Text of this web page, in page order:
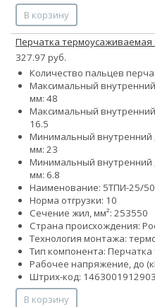
В корзину
Перчатка термоусаживаемая
327.97 руб.
Количество пальцев
Максимальный
мм: 48
Максимальный
16.5
Минимальный внутренний
мм: 23
Минимальный внутренний
мм: 6.8
Наименование: 5ТПИ-25/50
Норма отгрузки: 10
Сечение жил, мм²: 253550
Страна происхождения:
Технология монтажа:
Тип компонента:
Рабочее напряжение, до
Штрих-код:
В корзину